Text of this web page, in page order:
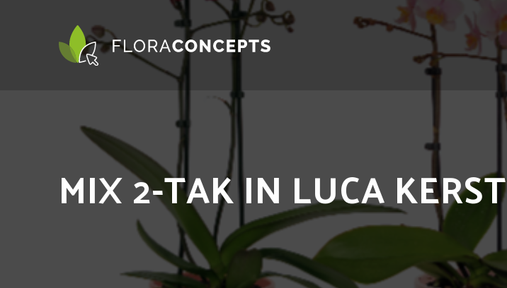
MIX 2-TAK IN LUCA KERST